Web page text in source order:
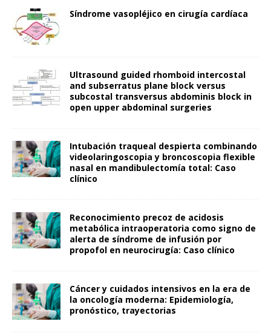
Síndrome vasopléjico en cirugía cardíaca
Ultrasound guided rhomboid intercostal
and subserratus plane block versus
subcostal transversus abdominis block in
open upper abdominal surgeries
Intubación traqueal despierta combinando
videolaringoscopia y broncoscopia flexible
nasal en mandibulectomía total: Caso
clínico
Reconocimiento precoz de acidosis
metabólica intraoperatoria como signo de
alerta de síndrome de infusión por
propofol en neurocirugía: Caso clínico
Cáncer y cuidados intensivos en la era de
la oncología moderna: Epidemiología,
pronóstico, trayectorias